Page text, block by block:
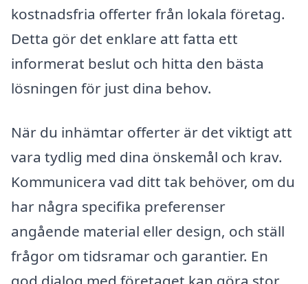
kostnadsfria offerter från lokala företag.
Detta gör det enklare att fatta ett
informerat beslut och hitta den bästa
lösningen för just dina behov.
När du inhämtar offerter är det viktigt att
vara tydlig med dina önskemål och krav.
Kommunicera vad ditt tak behöver, om du
har några specifika preferenser
angående material eller design, och ställ
frågor om tidsramar och garantier. En